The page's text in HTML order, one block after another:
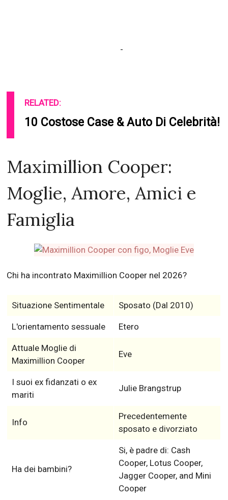
-
RELATED:
10 Costose Case & Auto Di Celebrità!
Maximillion Cooper:
Moglie, Amore, Amici e
Famiglia
Chi ha incontrato Maximillion Cooper nel 2026?
Situazione Sentimentale Sposato (Dal 2010)
L'orientamento sessuale Etero
Attuale Moglie di
Maximillion Cooper
Eve
I suoi ex fidanzati o ex
mariti
Julie Brangstrup
Info
Precedentemente
sposato e divorziato
Ha dei bambini?
Si, è padre di: Cash
Cooper, Lotus Cooper,
Jagger Cooper, and Mini
Cooper